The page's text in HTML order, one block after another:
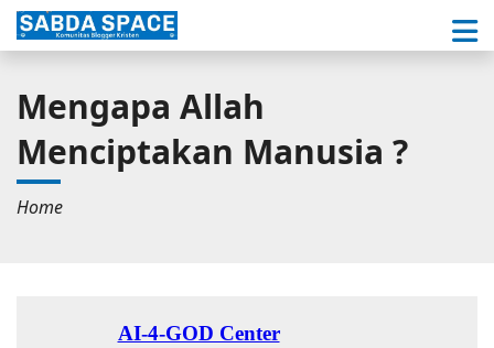
Mengapa Allah
Menciptakan Manusia ?
Home